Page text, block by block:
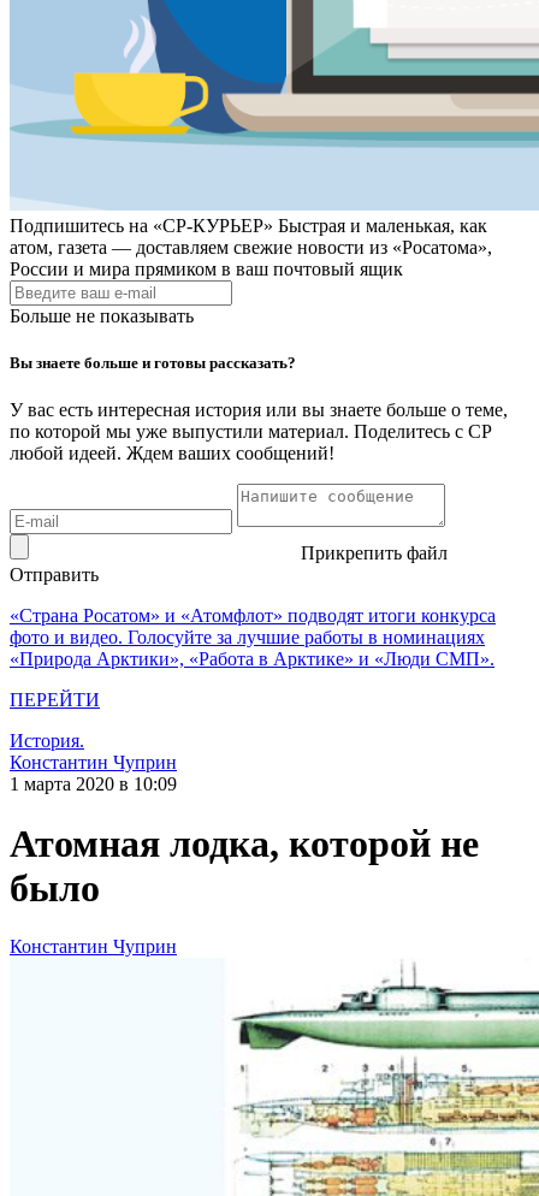
Подпишитесь на «СР-КУРЬЕР» Быстрая и маленькая, как
атом, газета — доставляем свежие новости из «Росатома»,
России и мира прямиком в ваш почтовый ящик
Больше не показывать
Вы знаете больше и готовы рассказать?
У вас есть интересная история или вы знаете больше о теме,
по которой мы уже выпустили материал. Поделитесь с СР
любой идеей. Ждем ваших сообщений!
Прикрепить файл
Отправить
«Страна Росатом» и «Атомфлот» подводят итоги конкурса
фото и видео. Голосуйте за лучшие работы в номинациях
«Природа Арктики», «Работа в Арктике» и «Люди СМП».
ПЕРЕЙТИ
История.
Константин Чуприн
1 марта 2020 в 10:09
Атомная лодка, которой не
было
Константин Чуприн